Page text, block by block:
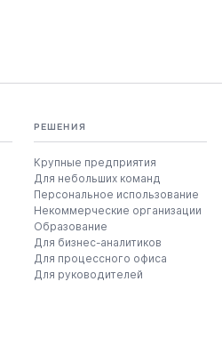
РЕШЕНИЯ
Крупные предприятия
Для небольших команд
Персональное использование
Некоммерческие организации
Образование
Для бизнес-аналитиков
Для процессного офиса
Для руководителей